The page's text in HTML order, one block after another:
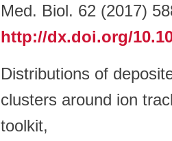
Med. Biol. 62 (2017)
http://dx.doi.org/
Distributions of
clusters around ion
toolkit,